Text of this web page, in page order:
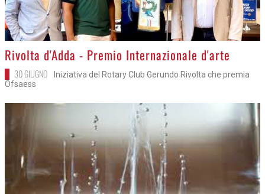
>
Rivolta d'Adda - Premio Internazionale d'arte
30 GIUGNO
Iniziativa del Rotary Club Gerundo Rivolta che premia
Ofsaess